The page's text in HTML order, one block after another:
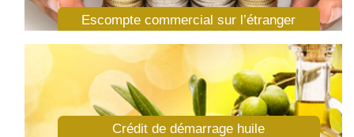
Escompte commercial sur l’étranger
Crédit de démarrage huile